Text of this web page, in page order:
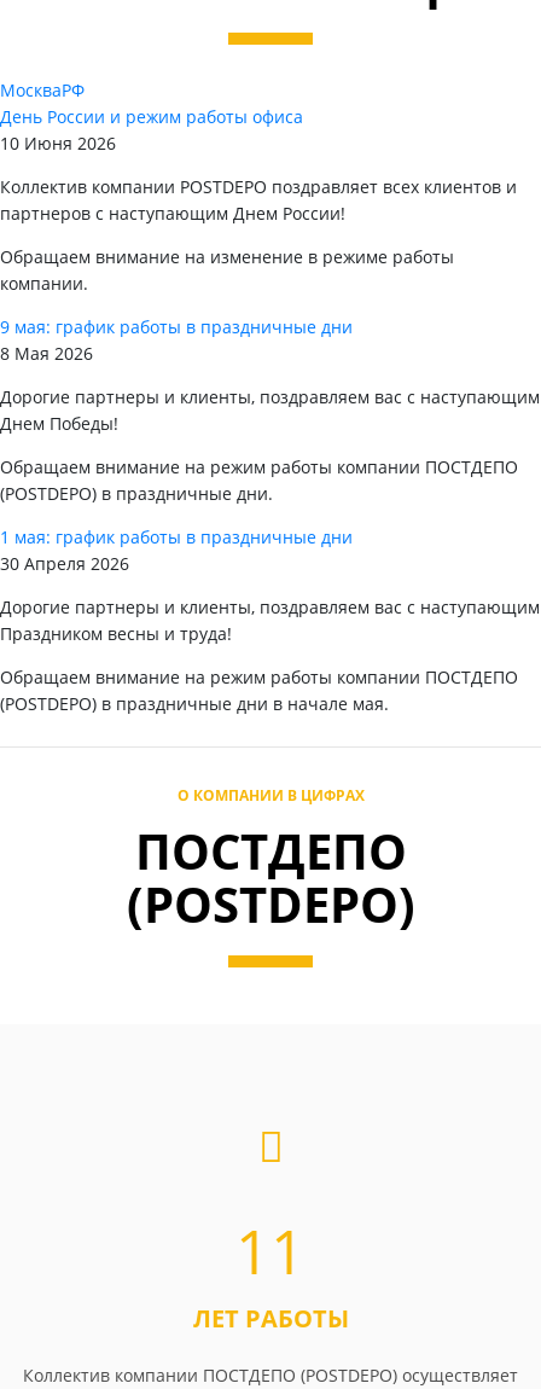
МоскваРФ
День России и режим работы офиса
10 Июня 2026
Коллектив компании POSTDEPO поздравляет всех клиентов и
партнеров с наступающим Днем России!
Обращаем внимание на изменение в режиме работы
компании.
9 мая: график работы в праздничные дни
8 Мая 2026
Дорогие партнеры и клиенты, поздравляем вас с наступающим
Днем Победы!
Обращаем внимание на режим работы компании ПОСТДЕПО
(POSTDEPO) в праздничные дни.
1 мая: график работы в праздничные дни
30 Апреля 2026
Дорогие партнеры и клиенты, поздравляем вас с наступающим
Праздником весны и труда!
Обращаем внимание на режим работы компании ПОСТДЕПО
(POSTDEPO) в праздничные дни в начале мая.
О КОМПАНИИ В ЦИФРАХ
ПОСТДЕПО
(POSTDEPO)
11
ЛЕТ РАБОТЫ
Коллектив компании ПОСТДЕПО (POSTDEPO) осуществляет